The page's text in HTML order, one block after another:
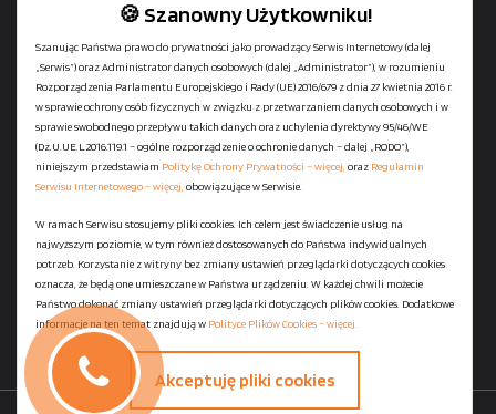
+48729-133-333
biuro@601144444.pl
Kontakt
Regulamin serwisu
Polityka Ochrony Prywatności
Polityka Plików Cookies
Copyright ©StaniaszekKontenery.pl- 2026 All Rights Reserved.
🍪 Szanowny Użytkowniku!
Szanując Państwa prawo do prywatności jako prowadzący Serwis Internetowy (dalej
„Serwis”) oraz Administrator danych osobowych (dalej „Administrator”), w rozumieniu
Rozporządzenia Parlamentu Europejskiego i Rady (UE) 2016/679 z dnia 27 kwietnia 2016 r.
w sprawie ochrony osób fizycznych w związku z przetwarzaniem danych osobowych i w
sprawie swobodnego przepływu takich danych oraz uchylenia dyrektywy 95/46/WE
(Dz.U.UE.L.2016.119.1 – ogólne rozporządzenie o ochronie danych – dalej „RODO”),
niniejszym przedstawiam Politykę Ochrony Prywatności – więcej, oraz Regulamin
Serwisu Internetowego – więcej, obowiązujące w Serwisie.
W ramach Serwisu stosujemy pliki cookies. Ich celem jest świadczenie usług na
najwyższym poziomie, w tym również dostosowanych do Państwa indywidualnych
potrzeb. Korzystanie z witryny bez zmiany ustawień przeglądarki dotyczących cookies
oznacza, że będą one umieszczane w Państwa urządzeniu. W każdej chwili możecie
Państwo dokonać zmiany ustawień przeglądarki dotyczących plików cookies. Dodatkowe
informacje na ten temat znajdują w Polityce Plików Cookies – więcej.
Akceptuję pliki cookies